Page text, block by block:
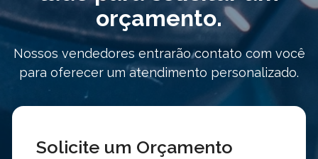
orçamento.
Nossos vendedores entrarão contato com você
para oferecer um atendimento personalizado.
Solicite um Orçamento